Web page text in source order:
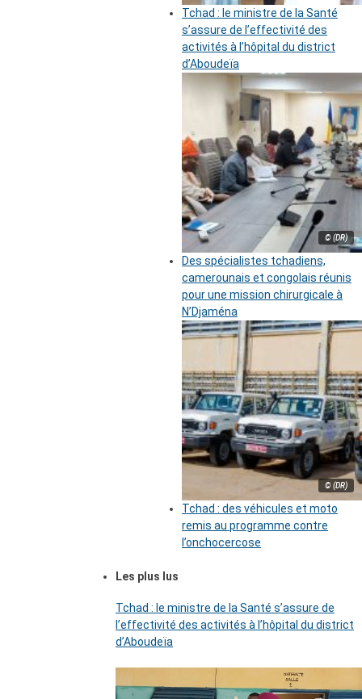
Tchad : le ministre de la Santé
s’assure de l’effectivité des
activités à l’hôpital du district
d’Aboudeïa
© (DR)
Des spécialistes tchadiens,
camerounais et congolais réunis
pour une mission chirurgicale à
N’Djaména
© (DR)
Tchad : des véhicules et moto
remis au programme contre
l’onchocercose
Les plus lus
Tchad : le ministre de la Santé s’assure de
l’effectivité des activités à l’hôpital du district
d’Aboudeïa